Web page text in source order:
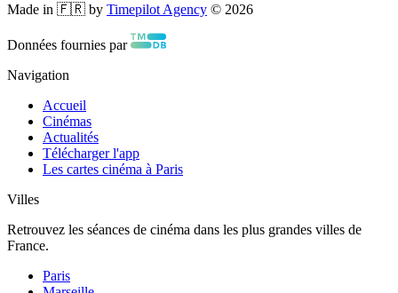
Made in 🇫🇷 by Timepilot Agency © 2026
Données fournies par
Navigation
Accueil
Cinémas
Actualités
Télécharger l'app
Les cartes cinéma à Paris
Villes
Retrouvez les séances de cinéma dans les plus grandes villes de
France.
Paris